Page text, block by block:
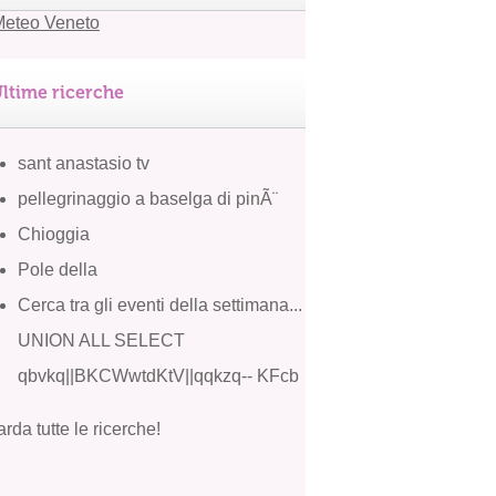
ricerche
sant anastasio tv
pellegrinaggio a baselga di pinÃ¨
Chioggia
Pole della
Cerca tra gli eventi della settimana...
UNION ALL SELECT
qbvkq||BKCWwtdKtV||qqkzq-- KFcb
tutte le ricerche!